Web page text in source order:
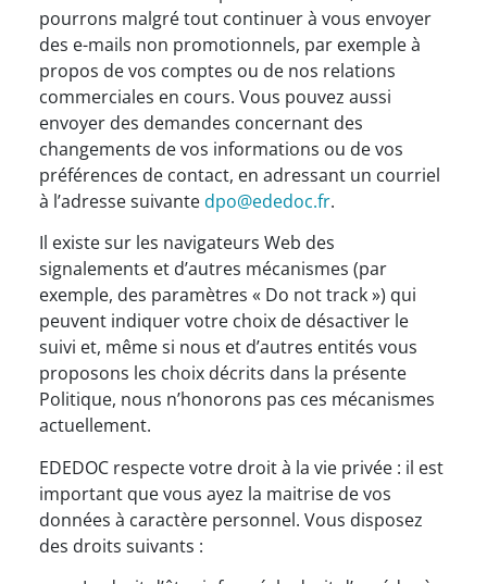
pourrons malgré tout continuer à vous envoyer
des e-mails non promotionnels, par exemple à
propos de vos comptes ou de nos relations
commerciales en cours. Vous pouvez aussi
envoyer des demandes concernant des
changements de vos informations ou de vos
préférences de contact, en adressant un courriel
à l’adresse suivantedpo@ededoc.fr.
Il existe sur les navigateurs Web des
signalements et d’autres mécanismes (par
exemple, des paramètres « Do not track ») qui
peuvent indiquer votre choix de désactiver le
suivi et, même si nous et d’autres entités vous
proposons les choix décrits dans la présente
Politique, nous n’honorons pas ces mécanismes
actuellement.
EDEDOC respecte votre droit à la vie privée : il est
important que vous ayez la maitrise de vos
données à caractère personnel. Vous disposez
des droits suivants :